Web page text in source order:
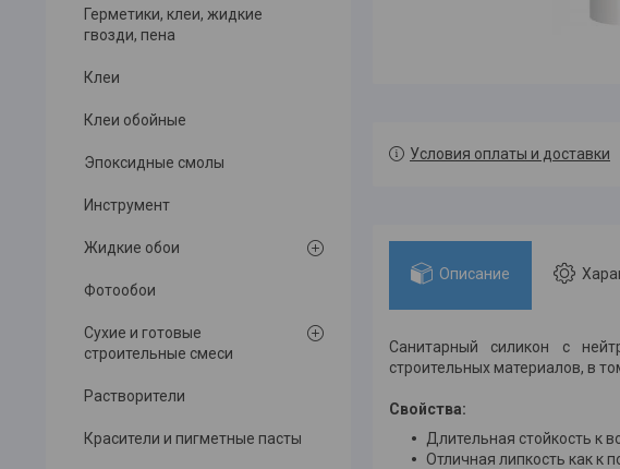
Условия оплаты и доставки
Описание
Санитарный силикон с
строительных материалов, в
Свойства:
Длительная стойкость к
Отличная липкость как к
Герметики, клеи, жидкие
гвозди, пена
Клеи
Клеи обойные
Эпоксидные смолы
Инструмент
Жидкие обои
Фотообои
Сухие и готовые
строительные смеси
Растворители
Красители и пигметные пасты